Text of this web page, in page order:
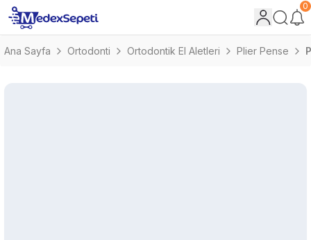
0
Ana Sayfa Ortodonti Ortodontik El Aletleri Plier Pense